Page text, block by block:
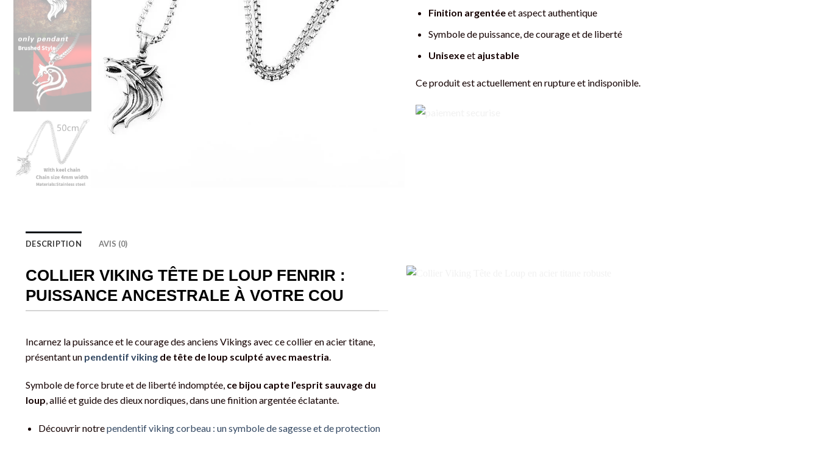
Finition argentéeet aspect authentique
Symbole de puissance, de courage et de liberté
Unisexeet ajustable
Ce produit est actuellement en rupture et indisponible.
DESCRIPTION AVIS (0)
COLLIER VIKING TÊTE DE LOUP FENRIR :
PUISSANCE ANCESTRALE À VOTRE COU
Incarnez la puissance et le courage des anciens Vikings avec ce collier en acier titane,
présentant un pendentif viking de tête de loup sculpté avec maestria.
Symbole de force brute et de liberté indomptée, ce bijou capte l’esprit sauvage du
loup, allié et guide des dieux nordiques, dans une finition argentée éclatante.
Découvrir notrependentif viking corbeau : un symbole de sagesse et de protection